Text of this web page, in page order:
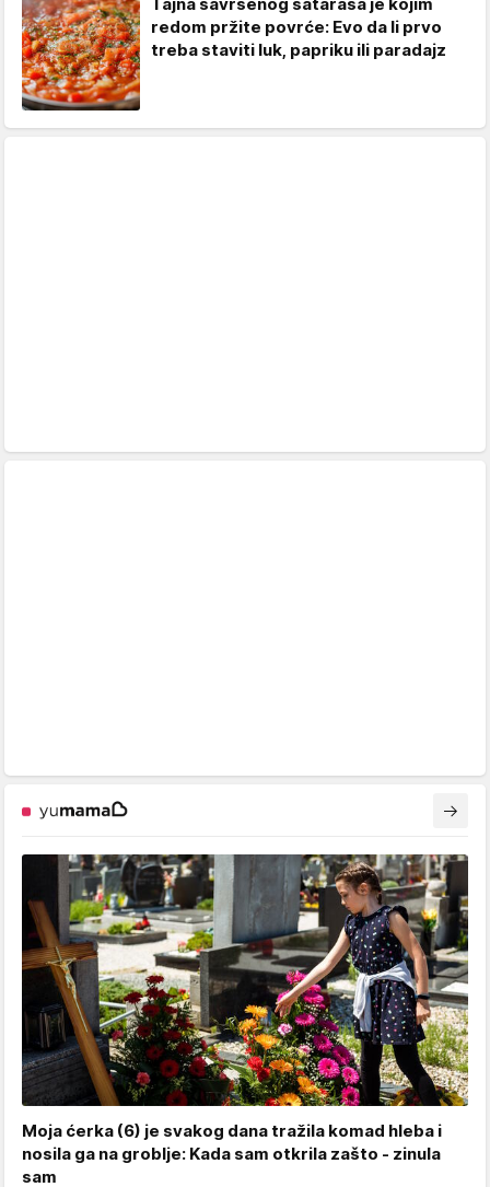
redom pržite povrće: Evo da li prvo
treba staviti luk, papriku ili paradajz
Moja ćerka (6) je svakog dana tražila komad hleba i
nosila ga na groblje: Kada sam otkrila zašto - zinula
sam